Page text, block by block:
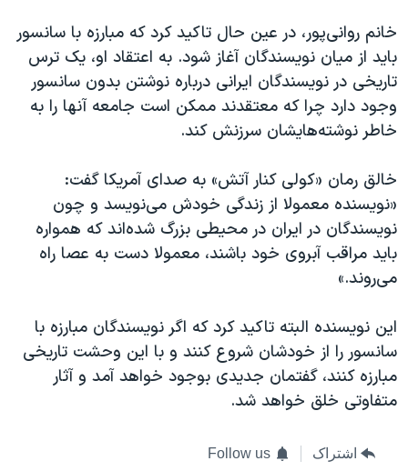
صفحه‌های ویژه
سفر پرزیدنت ترامپ به چین
خانم روانی‌پور، در عین حال تاکید کرد که مبارزه با سانسور
باید از میان نویسندگان آغاز شود. به اعتقاد او، یک ترس
تاریخی در نویسندگان ایرانی درباره نوشتن بدون سانسور
وجود دارد چرا که معتقدند ممکن است جامعه آنها را به
خاطر نوشته‌هایشان سرزنش کند.
خالق رمان «کولی کنار آتش» به صدای آمریکا گفت:
«نویسنده معمولا از زندگی خودش می‌نویسد و چون
نویسندگان در ایران در محیطی بزرگ شده‌اند که همواره
باید مراقب آبروی خود باشند، معمولا دست به عصا راه
می‌‌روند.»
این نویسنده البته تاکید کرد که اگر نویسندگان مبارزه با
سانسور را از خودشان شروع کنند و با این وحشت تاریخی
مبارزه کنند، گفتمان جدیدی بوجود خواهد آمد و آثار
متفاوتی خلق خواهد شد.
اشتراک Follow us